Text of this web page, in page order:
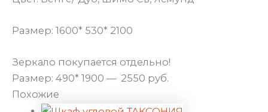
Размер: 1600* 530* 2100
Зеркало покупается отдельно!
Размер: 490* 1900 — 2550 руб.
Похожие